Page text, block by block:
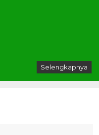
Selengkapnya